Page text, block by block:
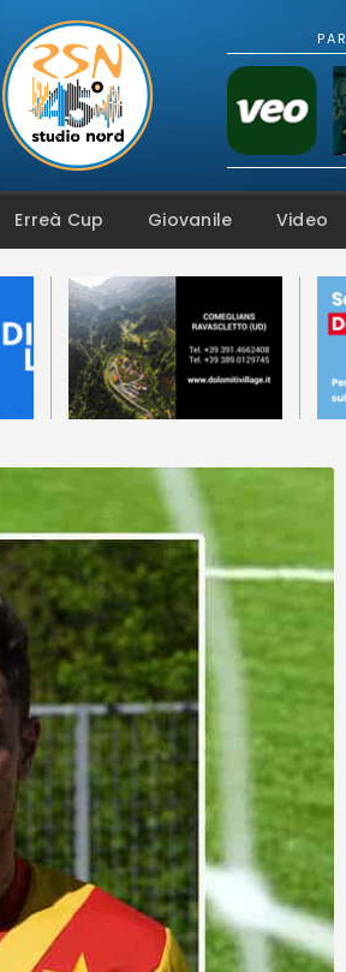
Erreà Cup Giovanile Video